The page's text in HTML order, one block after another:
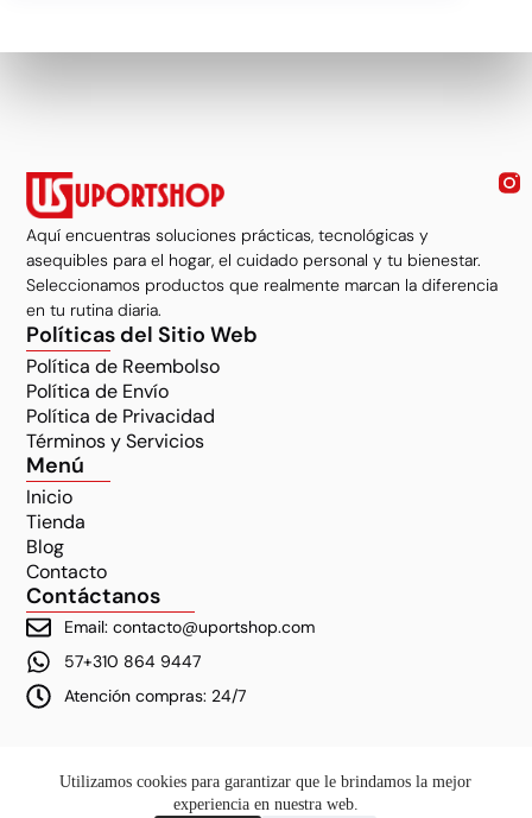
Utilizamos cookies para garantizar que le brindamos la mejor
experiencia en nuestra web.
Aquí encuentras soluciones prácticas, tecnológicas y
asequibles para el hogar, el cuidado personal y tu bienestar.
Seleccionamos productos que realmente marcan la diferencia
en tu rutina diaria.
Menú
Inicio
Tienda
Blog
Contacto
Políticas del Sitio Web
Política de Reembolso
Política de Envío
Política de Privacidad
Términos y Servicios
Contáctanos
Email: contacto@uportshop.com
57+310 864 9447
Atención compras: 24/7